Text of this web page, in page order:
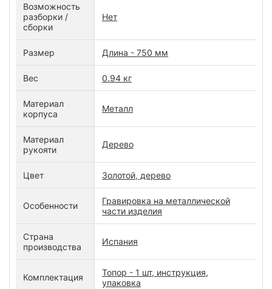
Возможность
разборки /
сборки
Нет
Размер Длина - 750 мм
Вес 0.94 кг
Материал
корпуса
Металл
Материал
рукояти
Дерево
Цвет Золотой, дерево
Особенности
Гравировка на металлической
части изделия
Страна
производства
Испания
Комплектация
Топор - 1 шт, инструкция,
упаковка